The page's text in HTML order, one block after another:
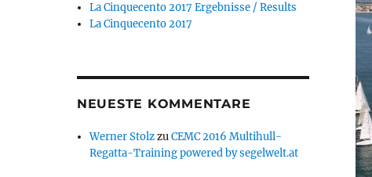
La Cinquecento 2017 Ergebnisse / Results
La Cinquecento 2017
NEUESTE KOMMENTARE
Werner StolzzuCEMC 2016 Multihull-
Regatta-Training powered by segelwelt.at